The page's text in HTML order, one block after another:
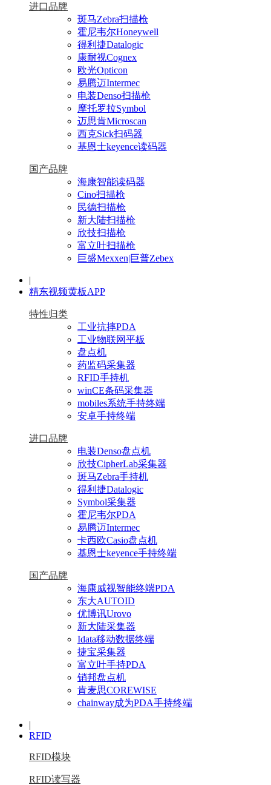
进口品牌
斑马Zebra扫描枪
霍尼韦尔Honeywell
得利捷Datalogic
康耐视Cognex
欧光Opticon
易腾迈Intermec
电装Denso扫描枪
摩托罗拉Symbol
迈思肯Microscan
西克Sick扫码器
基恩士keyence读码器
国产品牌
海康智能读码器
Cino扫描枪
民德扫描枪
新大陆扫描枪
欣技扫描枪
富立叶扫描枪
巨盛Mexxen|巨普Zebex
|
精东视频黄板APP
特性归类
工业抗摔PDA
工业物联网平板
盘点机
药监码采集器
RFID手持机
winCE条码采集器
mobiles系统手持终端
安卓手持终端
进口品牌
电装Denso盘点机
欣技CipherLab采集器
斑马Zebra手持机
得利捷Datalogic
Symbol采集器
霍尼韦尔PDA
易腾迈Intermec
卡西欧Casio盘点机
基恩士keyence手持终端
国产品牌
海康威视智能终端PDA
东大AUTOID
优博讯Urovo
新大陆采集器
Idata移动数据终端
捷宝采集器
富立叶手持PDA
销邦盘点机
肯麦思COREWISE
chainway成为PDA手持终端
|
RFID
RFID模块
RFID读写器